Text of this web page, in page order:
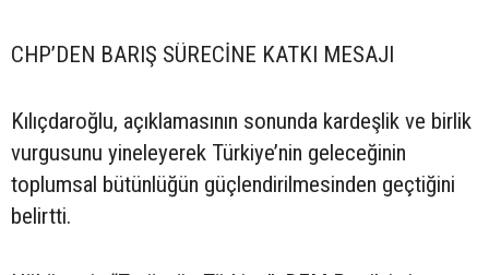
CHP’DEN BARIŞ SÜRECİNE KATKI MESAJI
Kılıçdaroğlu, açıklamasının sonunda kardeşlik ve birlik
vurgusunu yineleyerek Türkiye’nin geleceğinin
toplumsal bütünlüğün güçlendirilmesinden geçtiğini
belirtti.